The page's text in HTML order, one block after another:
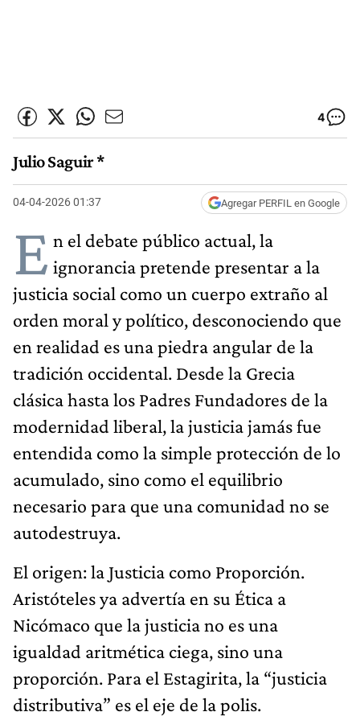
4
Julio Saguir *
04-04-2026 01:37 Agregar PERFIL en Google
E n el debate público actual, la
ignorancia pretende presentar a la
justicia social como un cuerpo extraño al
orden moral y político, desconociendo que
en realidad es una piedra angular de la
tradición occidental. Desde la Grecia
clásica hasta los Padres Fundadores de la
modernidad liberal, la justicia jamás fue
entendida como la simple protección de lo
acumulado, sino como el equilibrio
necesario para que una comunidad no se
autodestruya.
El origen: la Justicia como Proporción. ​
Aristóteles ya advertía en su Ética a
Nicómaco que la justicia no es una
igualdad aritmética ciega, sino una
proporción. Para el Estagirita, la “justicia
distributiva” es el eje de la polis.